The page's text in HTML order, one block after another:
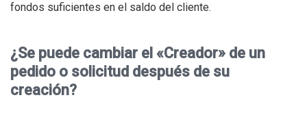
fondos suficientes en el saldo del cliente.
¿Se puede cambiar el «Creador» de un
pedido o solicitud después de su
creación?